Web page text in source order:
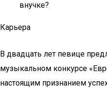
внучке?
Карьера
В двадцать лет певице
музыкальном конкурсе
настоящим признанием